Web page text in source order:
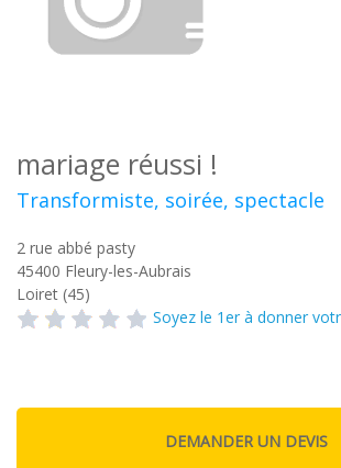
mariage réussi !
Transformiste, soirée, spectacle
2 rue abbé pasty
45400 Fleury-les-Aubrais
Loiret (45)
Soyez le 1er à donner